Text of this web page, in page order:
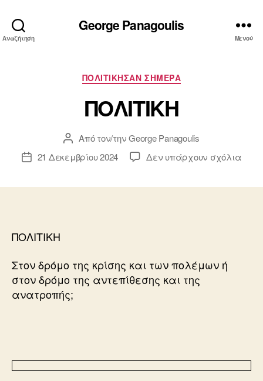
Αναζήτηση
George Panagoulis
Μενού
Κατηγορίες
ΠΟΛΙΤΙΚΗΣΑΝ ΣΗΜΕΡΑ
ΠΟΛΙΤΙΚΗ
Συντάκτης
άρθρου
Από τον/τηνGeorge Panagoulis
Ημ.21 Δεκεμβρίου 2024 Δεν υπάρχουν σχόλιαστο
ΠΟΛΙΤΙΚΗ
Στον δρόμο της κρίσης και των πολέμων ή
στον δρόμο της αντεπίθεσης και της
ανατροπής;